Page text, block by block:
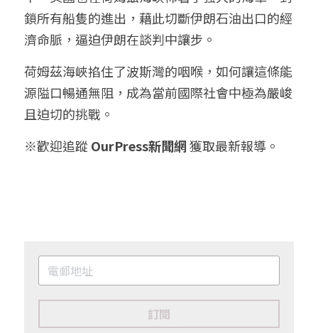
鎖所有船隻的進出，藉此切斷伊朗石油出口的經
濟命脈，逼迫伊朗在談判中讓步。
荷姆茲海峽掐住了波斯灣的咽喉，如何讓這條能
源隘口暢通無阻，成為當前國際社會中極為嚴峻
且迫切的挑戰。
※歡迎追蹤 OurPress新聞網 獲取最新報導。
訂閱